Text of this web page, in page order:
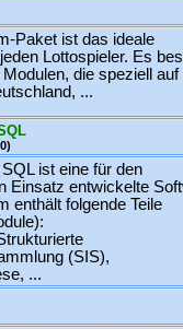
Paket ist das ideale
Lottospieler. Es
die speziell auf
...
ist eine für den
Einsatz entwickelte
enthält folgende Teile
(SIS),
...